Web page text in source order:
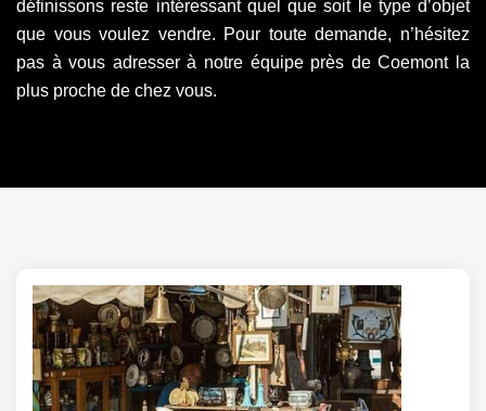
définissons reste intéressant quel que soit le type d’objet
que vous voulez vendre. Pour toute demande, n’hésitez
pas à vous adresser à notre équipe près de Coemont la
plus proche de chez vous.